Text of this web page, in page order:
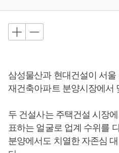
삼성물산과 현대건설이 서
재건축아파트 분양시장에서
두 건설사는 주택건설 시장
표하는 얼굴로 업계 수위를
분양에서도 치열한 자존심